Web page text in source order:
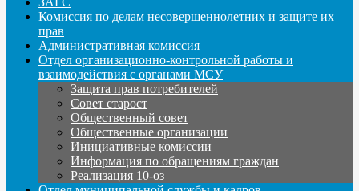
Комиссия по делам несовершеннолетних и защите их
прав
Административная комиссия
Отдел организационно-контрольной работы и
взаимодействия с органами МСУ
Защита прав потребителей
Совет старост
Общественный совет
Общественные организации
Инициативные комиссии
Информация по обращениям граждан
Реализация 10-оз